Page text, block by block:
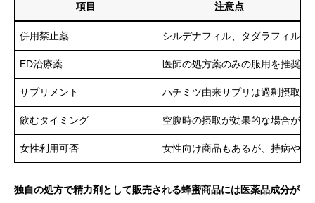
項目 注意点
併用禁止薬 シルデナフィル、タダラフィルを
ED治療薬 医師の処方薬のみの服用を推奨
サプリメント ハチミツ由来サプリは過剰摂取を
飲むタイミング 空腹時の摂取が効果的な場合が多
女性利用可否 女性向け商品もあるが、持病やア
独自の処方で精力剤として販売される蜂蜜商品には医薬品成分が